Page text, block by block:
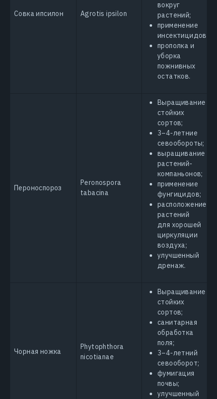
Совка ипсилон Agrotis ipsilon
вокруг
растений;
применение
инсектицидов;
прополка и
уборка
пожнивных
остатков.
Пероноспороз
Peronospora
tabacina
Выращивание
стойких
сортов;
3–4-летние
севообороты;
выращивание
растений-
компаньонов;
применение
фунгицидов;
расположение
растений
для хорошей
циркуляции
воздуха;
улучшенный
дренаж.
Чорная ножка
Phytophthora
nicotianae
Выращивание
стойких
сортов;
санитарная
обработка
поля;
3–4-летний
севооборот;
фумигация
почвы;
улучшенный